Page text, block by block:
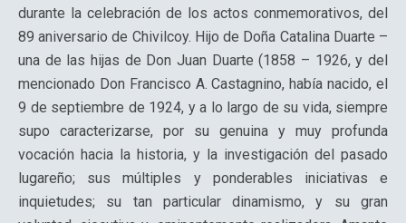
durante la celebración de los actos conmemorativos, del
89 aniversario de Chivilcoy. Hijo de Doña Catalina Duarte –
una de las hijas de Don Juan Duarte (1858 – 1926, y del
mencionado Don Francisco A. Castagnino, había nacido, el
9 de septiembre de 1924, y a lo largo de su vida, siempre
supo caracterizarse, por su genuina y muy profunda
vocación hacia la historia, y la investigación del pasado
lugareño; sus múltiples y ponderables iniciativas e
inquietudes; su tan particular dinamismo, y su gran